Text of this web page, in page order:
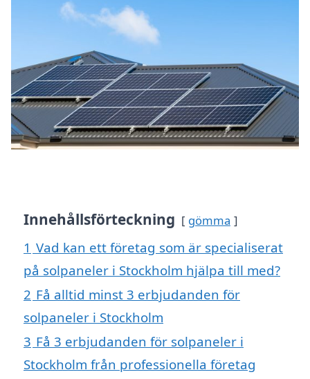
Innehållsförteckning gömma
1 Vad kan ett företag som är specialiserat
på solpaneler i Stockholm hjälpa till med?
2 Få alltid minst 3 erbjudanden för
solpaneler i Stockholm
3 Få 3 erbjudanden för solpaneler i
Stockholm från professionella företag